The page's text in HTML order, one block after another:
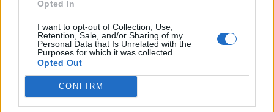
Opted In
I want to opt-out of Collection, Use,
Retention, Sale, and/or Sharing of my
Personal Data that Is Unrelated with the
Purposes for which it was collected.
Opted Out
CONFIRM